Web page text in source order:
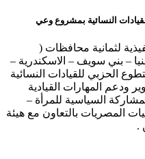
النسائية بمشروع وعي
٨ خطط تنفيذية لثمانية محافظات (
– بني سويف – الاسكندرية –
الحزبي للقيادات النسائية
المهارات القيادية
السياسية للمرأة –
بالتعاون مع هيئة